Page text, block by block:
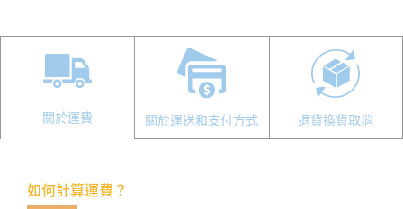
關於運費 關於運送和支付方式 退貨換貨取消
如何計算運費？